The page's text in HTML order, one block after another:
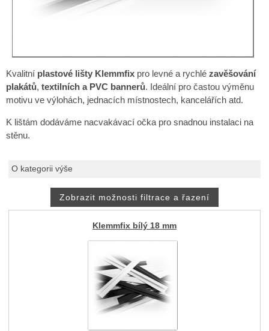
Kvalitní plastové lišty Klemmfix pro levné a rychlé zavěšování
plakátů, textilních a PVC bannerů. Ideální pro častou výměnu
motivu ve výlohách, jednacích místnostech, kancelářích atd.
K lištám dodáváme nacvakávací očka pro snadnou instalaci na
stěnu.
O kategorii výše
Klemmfix bílý 18 mm